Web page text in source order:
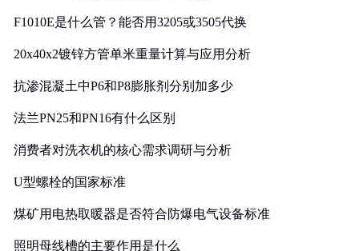
F1010E是什么管？能否用3205或3505代换
20x40x2镀锌方管单米重量计算与应用分析
抗渗混凝土中P6和P8膨胀剂分别加多少
法兰PN25和PN16有什么区别
消费者对洗衣机的核心需求调研与分析
U型螺栓的国家标准
煤矿用电热取暖器是否符合防爆电气设备标准
照明母线槽的主要作用是什么